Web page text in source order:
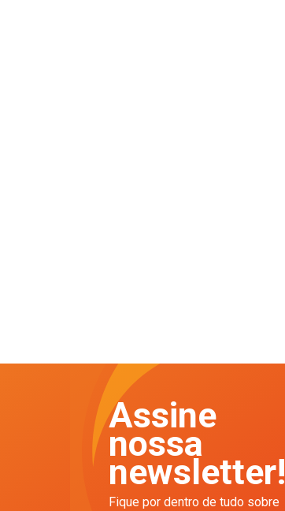
Assine
nossa
newsletter!
Fique por dentro de tudo sobre